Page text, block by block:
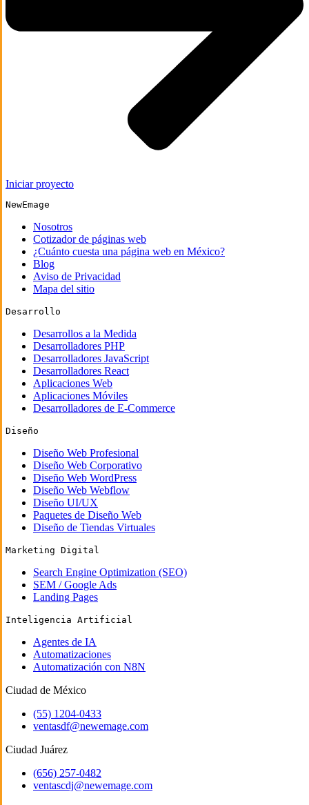
Iniciar proyecto
NewEmage
Nosotros
Cotizador de páginas web
¿Cuánto cuesta una página web en México?
Blog
Aviso de Privacidad
Mapa del sitio
Desarrollo
Desarrollos a la Medida
Desarrolladores PHP
Desarrolladores JavaScript
Desarrolladores React
Aplicaciones Web
Aplicaciones Móviles
Desarrolladores de E-Commerce
Diseño
Diseño Web Profesional
Diseño Web Corporativo
Diseño Web WordPress
Diseño Web Webflow
Diseño UI/UX
Paquetes de Diseño Web
Diseño de Tiendas Virtuales
Marketing Digital
Search Engine Optimization (SEO)
SEM / Google Ads
Landing Pages
Inteligencia Artificial
Agentes de IA
Automatizaciones
Automatización con N8N
Ciudad de México
(55) 1204-0433
ventasdf@newemage.com
Ciudad Juárez
(656) 257-0482
ventascdj@newemage.com